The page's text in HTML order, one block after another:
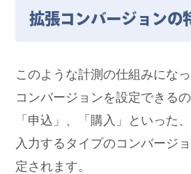
拡張コンバージョンの
このような計測の仕組みにな
コンバージョンを設定できる
「申込」、「購入」といった
入力するタイプのコンバージ
定されます。